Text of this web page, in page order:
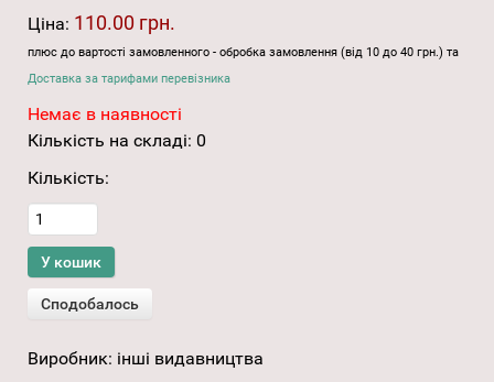
Ціна: 110.00 грн.
плюс до вартості замовленного - обробка замовлення (від 10 до 40 грн.) та
Доставка за тарифами перевізника
Немає в наявності
Кількість на складі: 0
Кількість:
Виробник: інші видавництва